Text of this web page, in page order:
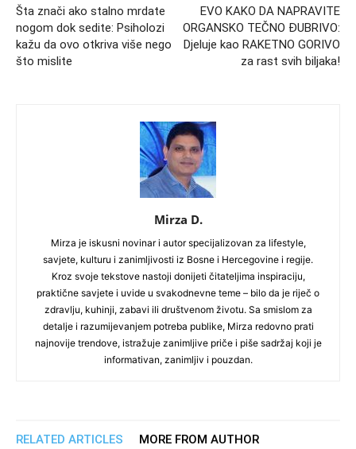
Šta znači ako stalno mrdate
nogom dok sedite: Psiholozi
kažu da ovo otkriva više nego
što mislite
EVO KAKO DA NAPRAVITE
ORGANSKO TEČNO ĐUBRIVO:
Djeluje kao RAKETNO GORIVO
za rast svih biljaka!
Mirza D.
Mirza je iskusni novinar i autor specijalizovan za lifestyle,
savjete, kulturu i zanimljivosti iz Bosne i Hercegovine i regije.
Kroz svoje tekstove nastoji donijeti čitateljima inspiraciju,
praktične savjete i uvide u svakodnevne teme – bilo da je riječ o
zdravlju, kuhinji, zabavi ili društvenom životu. Sa smislom za
detalje i razumijevanjem potreba publike, Mirza redovno prati
najnovije trendove, istražuje zanimljive priče i piše sadržaj koji je
informativan, zanimljiv i pouzdan.
RELATED ARTICLES MORE FROM AUTHOR